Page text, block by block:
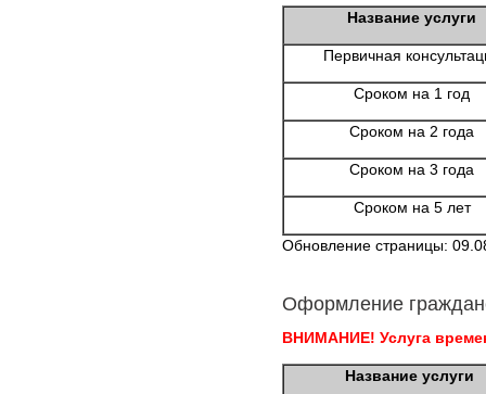
Название услуги
Первичная
Сроком на 1 год
Сроком на 2 года
Сроком на 3 года
Сроком на 5 лет
Обновление страницы:
Оформление
ВНИМАНИЕ! Услуга
Название услуги